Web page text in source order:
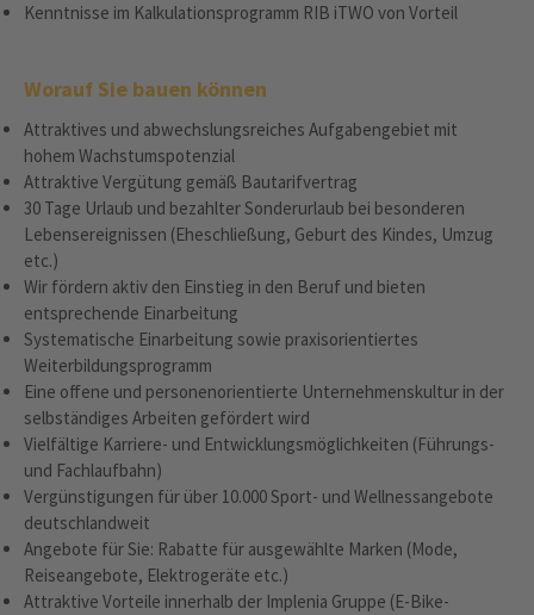
Kenntnisse im Kalkulationsprogramm RIB iTWO von Vorteil
Worauf Sie bauen können
Attraktives und abwechslungsreiches Aufgabengebiet mit
hohem Wachstumspotenzial
Attraktive Vergütung gemäß Bautarifvertrag
30 Tage Urlaub und bezahlter Sonderurlaub bei besonderen
Lebensereignissen (Eheschließung, Geburt des Kindes, Umzug
etc.)
Wir fördern aktiv den Einstieg in den Beruf und bieten
entsprechende Einarbeitung
Systematische Einarbeitung sowie praxisorientiertes
Weiterbildungsprogramm
Eine offene und personenorientierte Unternehmenskultur in der
selbständiges Arbeiten gefördert wird
Vielfältige Karriere- und Entwicklungsmöglichkeiten (Führungs-
und Fachlaufbahn)
Vergünstigungen für über 10.000 Sport- und Wellnessangebote
deutschlandweit
Angebote für Sie: Rabatte für ausgewählte Marken (Mode,
Reiseangebote, Elektrogeräte etc.)
Attraktive Vorteile innerhalb der Implenia Gruppe (E-Bike-